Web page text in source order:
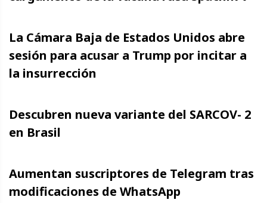
La Cámara Baja de Estados Unidos abre
sesión para acusar a Trump por incitar a
la insurrección
Descubren nueva variante del SARCOV- 2
en Brasil
Aumentan suscriptores de Telegram tras
modificaciones de WhatsApp